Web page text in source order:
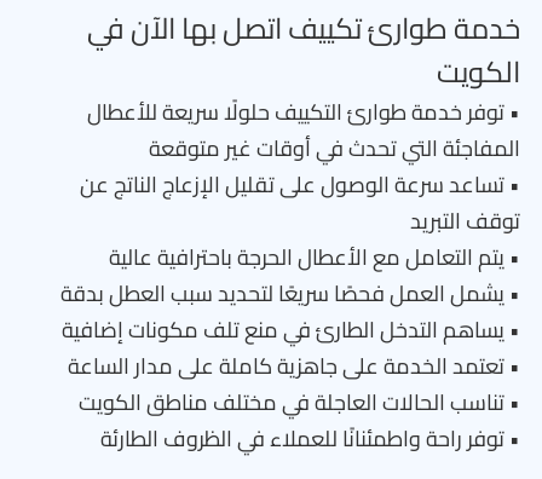
خدمة طوارئ تكييف اتصل بها الآن في
الكويت
• توفر خدمة طوارئ التكييف حلولًا سريعة للأعطال
المفاجئة التي تحدث في أوقات غير متوقعة
• تساعد سرعة الوصول على تقليل الإزعاج الناتج عن
توقف التبريد
• يتم التعامل مع الأعطال الحرجة باحترافية عالية
• يشمل العمل فحصًا سريعًا لتحديد سبب العطل بدقة
• يساهم التدخل الطارئ في منع تلف مكونات إضافية
• تعتمد الخدمة على جاهزية كاملة على مدار الساعة
• تناسب الحالات العاجلة في مختلف مناطق الكويت
• توفر راحة واطمئنانًا للعملاء في الظروف الطارئة